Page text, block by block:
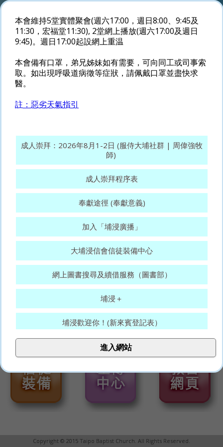
Copyright © 2015 Taipo Baptist Church. All Rights Reserved.
本會維持5堂實體聚會(週六17:00，週日8:00、9:45及
11:30，宏福堂11:30), 2堂網上播放(週六17:00及週日
9:45)。週日17:00起設網上重温
本會備有口罩，弟兄姊妹如有需要，可向同工或司事索
取。如出現呼吸道病徵等症狀，請佩戴口罩並盡快求
醫。
註：惡劣天氣指引
成人崇拜：2026年8月1-2日 (服侍大埔社群 | 周偉強牧
師)
成人崇拜程序表
奉獻途徑 (奉獻意義)
加入「埔浸廣播」
大埔浸信會信徒裝備中心
網上圖書搜尋及續借服務（圖書部）
埔浸＋
埔浸歡迎你！(新來賓登記表）
大埔浸信會代禱表
願賜平安的神，常和你們眾人同在。(羅15:33)
進入網站